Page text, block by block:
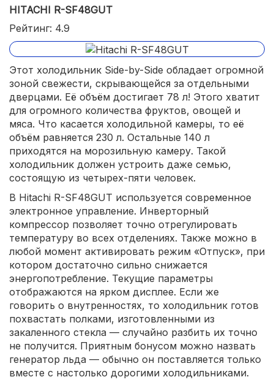
HITACHI R-SF48GUT
Рейтинг: 4.9
Этот холодильник Side-by-Side обладает огромной
зоной свежести, скрывающейся за отдельными
дверцами. Её объём достигает 78 л! Этого хватит
для огромного количества фруктов, овощей и
мяса. Что касается холодильной камеры, то её
объём равняется 230 л. Остальные 140 л
приходятся на морозильную камеру. Такой
холодильник должен устроить даже семью,
состоящую из четырех-пяти человек.
В Hitachi R-SF48GUT используется современное
электронное управление. Инверторный
компрессор позволяет точно отрегулировать
температуру во всех отделениях. Также можно в
любой момент активировать режим «Отпуск», при
котором достаточно сильно снижается
энергопотребление. Текущие параметры
отображаются на ярком дисплее. Если же
говорить о внутренностях, то холодильник готов
похвастать полками, изготовленными из
закаленного стекла — случайно разбить их точно
не получится. Приятным бонусом можно назвать
генератор льда — обычно он поставляется только
вместе с настолько дорогими холодильниками.